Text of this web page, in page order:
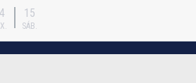
15
SÁB.